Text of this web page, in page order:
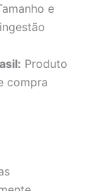
e
Produto
compra